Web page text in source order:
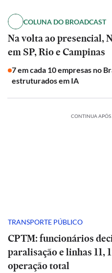
COLUNA DO BROADCAST
Na volta ao presencial,
em SP, Rio e Campinas
7 em cada 10 empresas no
estruturados em IA
CONTINUA
TRANSPORTE PÚBLICO
CPTM: funcionários
paralisação e linhas 11,
operação total